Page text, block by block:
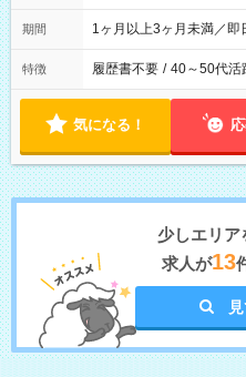
期間 1ヶ月以上3ヶ月未満／即
特徴 履歴書不要 / 40～50代活
気になる！
少しエリア
求人が13